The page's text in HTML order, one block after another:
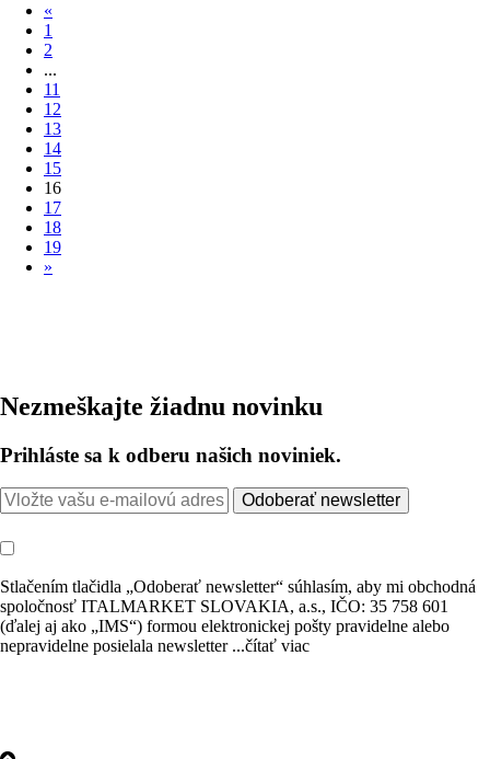
«
1
2
...
11
12
13
14
15
16
17
18
19
»
Nezmeškajte žiadnu novinku
Prihláste sa k odberu našich noviniek.
Odoberať newsletter
Stlačením tlačidla „Odoberať newsletter“ súhlasím, aby mi obchodná
spoločnosť ITALMARKET SLOVAKIA, a.s., IČO: 35 758 601
(ďalej aj ako „IMS“) formou elektronickej pošty pravidelne alebo
nepravidelne posielala newsletter ...čítať viac